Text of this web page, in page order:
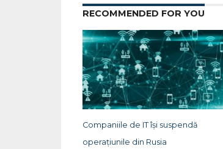
RECOMMENDED FOR YOU
Companiile de IT își suspendă
operațiunile din Rusia